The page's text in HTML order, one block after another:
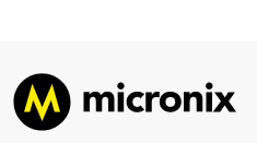
Zápätie